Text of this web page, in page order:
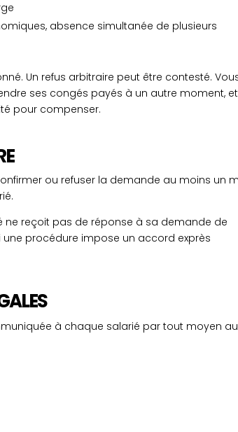
absence simultanée de plusieurs
Un refus arbitraire peut être contesté.
ses congés payés à un autre moment, et
pour compenser.
ou refuser la demande au moins un
ne reçoit pas de réponse à sa demande de
procédure impose un accord exprès
à chaque salarié par tout moyen au